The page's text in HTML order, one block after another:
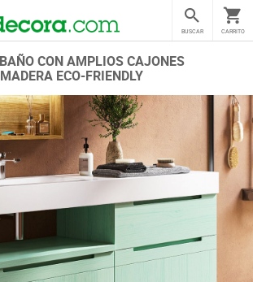
CARRITO
BUSCAR
CON AMPLIOS CAJONES
ECO-FRIENDLY